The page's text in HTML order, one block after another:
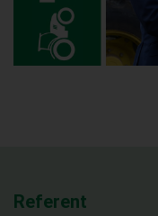
Referent